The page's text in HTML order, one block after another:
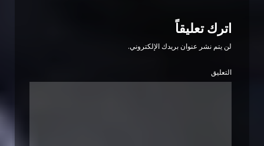
اترك تعليقاً
لن يتم نشر عنوان بريدك الإلكتروني.
التعليق